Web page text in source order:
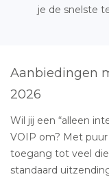
je de snelste
Aanbiedingen
2026
Wil jij een “alleen
VOIP om? Met
toegang tot veel
standaard